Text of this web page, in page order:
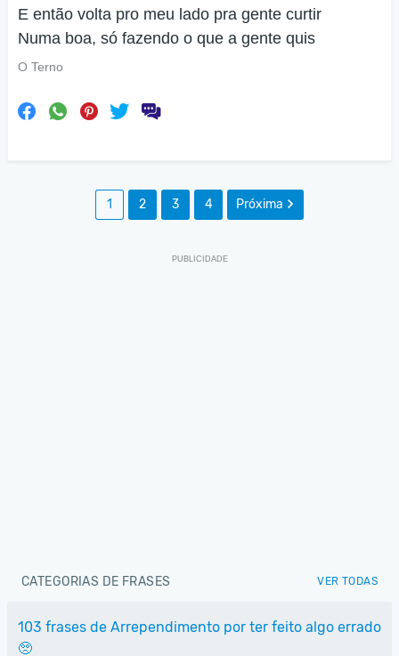
E então volta pro meu lado pra gente curtir
Numa boa, só fazendo o que a gente quis
O Terno
1 2 3 4 Próxima
CATEGORIAS DE FRASES VER TODAS
103 frases de Arrependimento por ter feito algo errado
🥺